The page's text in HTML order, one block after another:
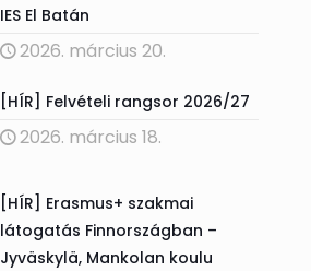
IES El Batán
2026. március 20.
[HÍR] Felvételi rangsor 2026/27
2026. március 18.
[HÍR] Erasmus+ szakmai
látogatás Finnországban –
Jyväskylä, Mankolan koulu